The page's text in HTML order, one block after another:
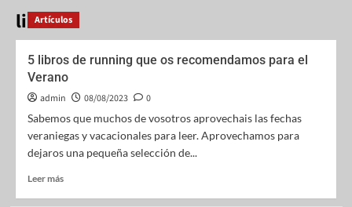
libros
Artículos
5 libros de running que os recomendamos para el
Verano
admin 08/08/2023
0
Sabemos que muchos de vosotros aprovechais las fechas
veraniegas y vacacionales para leer. Aprovechamos para
dejaros una pequeña selección de...
Leer más